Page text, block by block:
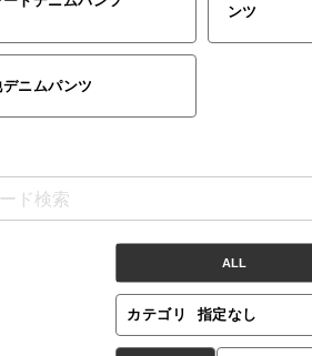
ンツ
ニムパンツ
ALL
カテゴリ 指定なし